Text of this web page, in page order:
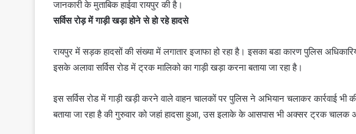
जानकारी के मुताबिक हाईवा रायपुर की है।
सर्विस रोड़ में गाड़ी खड़ा होने से हो रहे हादसे
रायपुर में सड़क हादसों की संख्या में लगातार इजाफा हो रहा है। इसका बडा कारण पुलिस
इसके अलावा सर्विस रोड में ट्रक मालिको का गाड़ी खड़ा करना बताया जा रहा है।
इस सर्विस रोड में गाड़ी खड़ी करने वाले वाहन चालकों पर पुलिस ने अभियान चलाकर कार्रवाई
बताया जा रहा है की गुरुवार को जहां हादसा हुआ, उस इलाके के आसपास भी अक्सर ट्रक चालक